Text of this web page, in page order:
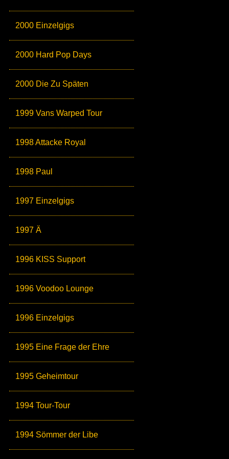
2000 Einzelgigs
2000 Hard Pop Days
2000 Die Zu Späten
1999 Vans Warped Tour
1998 Attacke Royal
1998 Paul
1997 Einzelgigs
1997 Ä
1996 KISS Support
1996 Voodoo Lounge
1996 Einzelgigs
1995 Eine Frage der Ehre
1995 Geheimtour
1994 Tour-Tour
1994 Sömmer der Libe